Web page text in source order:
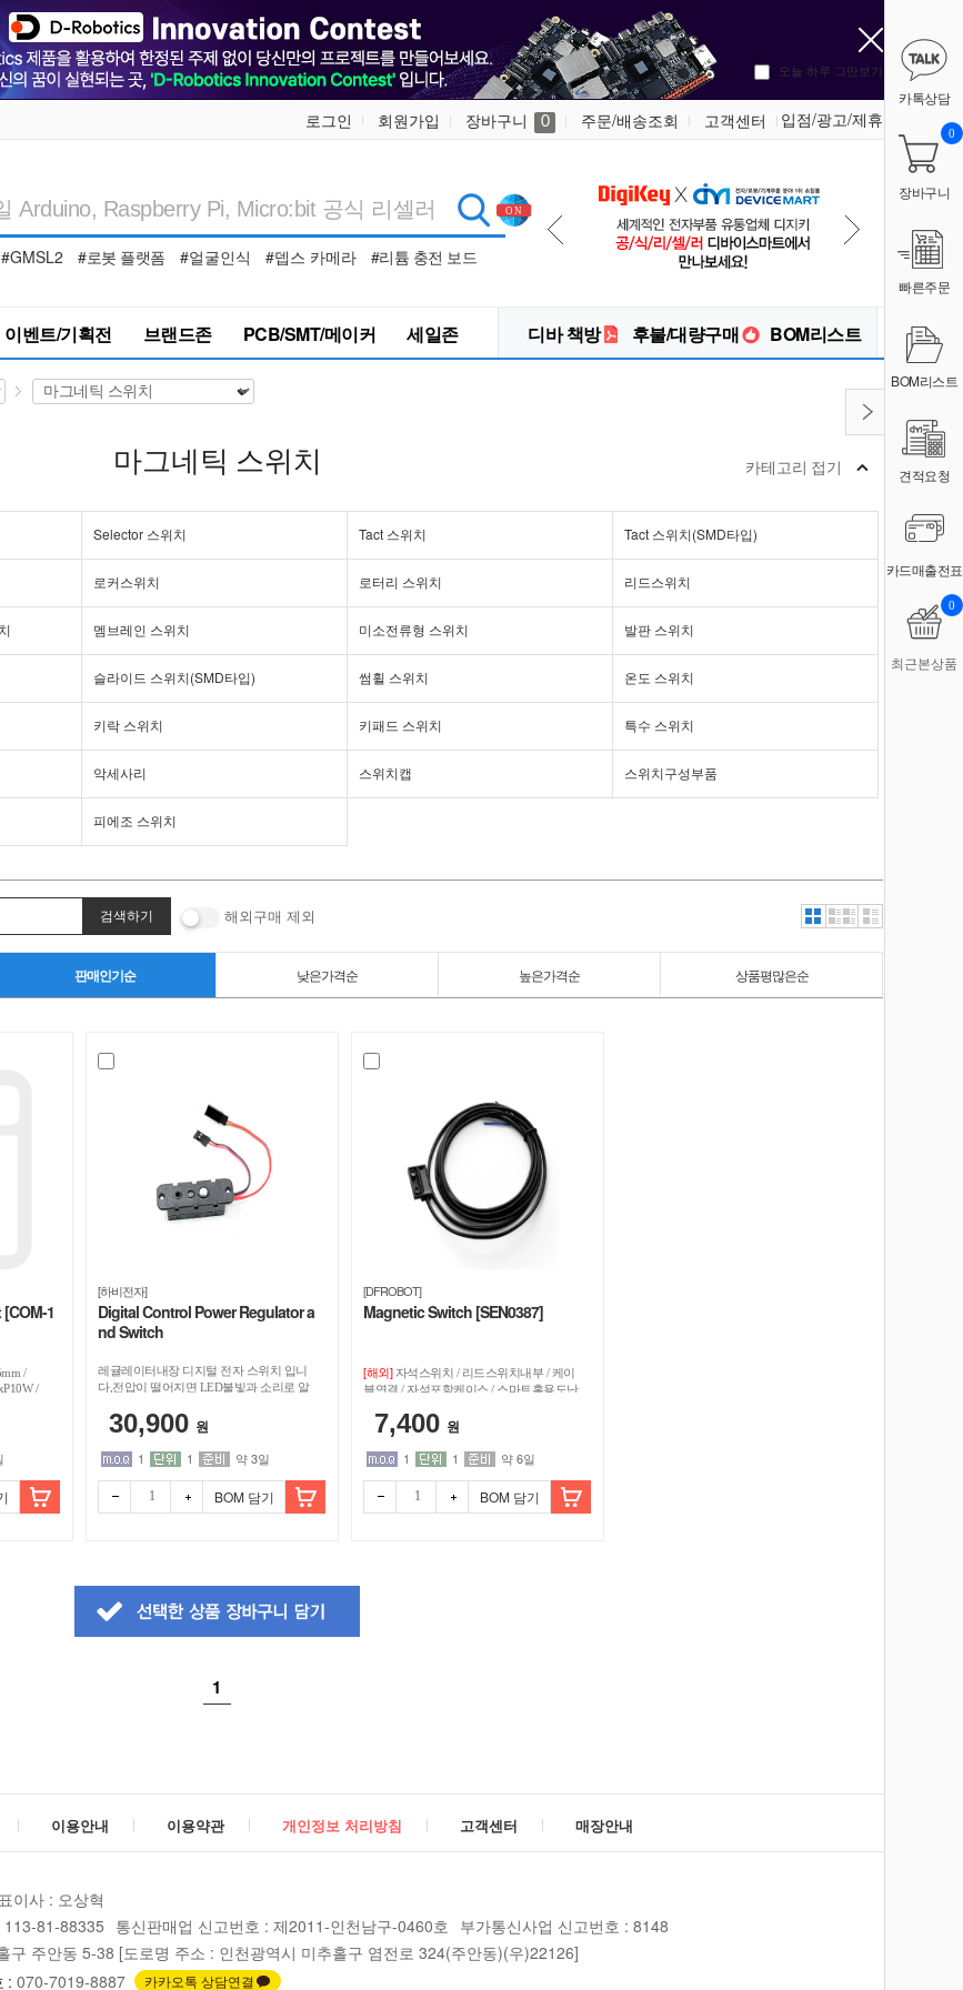
오늘 하루 그만보기
로그인 회원가입 장바구니 0 주문/배송조회 고객센터 입점/광고/제휴
#GMSL2 #로봇 플랫폼 #얼굴인식 #뎁스 카메라 #리튬 충전 보드
이벤트/기획전 브랜드존 PCB/SMT/메이커 세일존 디바 책방 후불/대량구매 BOM리스트
카톡상담
장바구니
0
빠른주문
BOM리스트
견적요청
카드매출전표
최근본상품
0
마그네틱 스위치 카테고리 접기
Selector 스위치 Tact 스위치 Tact 스위치(SMD타입)
로커스위치 로터리 스위치 리드스위치
멤브레인 스위치 미소전류형 스위치 발판 스위치
슬라이드 스위치(SMD타입) 썸휠 스위치 온도 스위치
키락 스위치 키패드 스위치 특수 스위치
악세사리 스위치캡 스위치구성부품
피에조 스위치
해외구매 제외
판매인기순 낮은가격순 높은가격순 상품평많은순
1
/
/
[하비전자]
Digital Control Power Regulator a
nd Switch
레귤레이터내장 디지털 전자 스위치 입니
다,전압이 떨어지면 LED불빛과 소리로 알
,Nominal input voltage: 7.4 V, 2-cell LiPo, max.
9 V30,900 원
1 1 약 3일
BOM 담기
[DFROBOT]
Magnetic Switch [SEN0387]
[해외] 자석스위치 / 리드스위치내부 / 케이
블연결 / 자석포함케이스 / 스마트홈용도난
7,400 원
1 1 약 6일
BOM 담기
1
이용안내 이용약관 개인정보 처리방침 고객센터 매장안내
이사 : 오상혁
81-88335 통신판매업 신고번호 : 제2011-인천남구-0460호 부가통신사업 신고번호 : 8148
구 주안동 5-38 [도로명 주소 : 인천광역시 미추홀구 염전로 324(주안동)(우)22126]
: 070-7019-8887 카카오톡 상담연결